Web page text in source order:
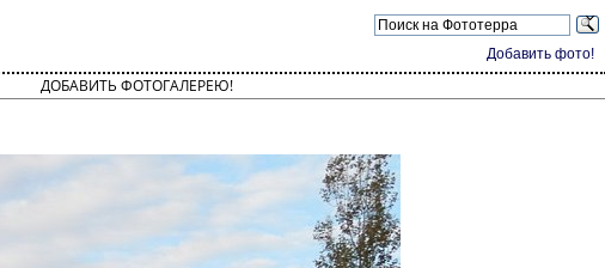
Добавить фото!
ДОБАВИТЬ ФОТОГАЛЕРЕЮ!